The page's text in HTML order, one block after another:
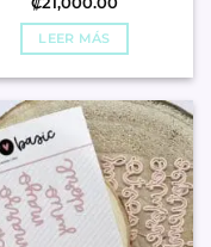
LEER MÁS